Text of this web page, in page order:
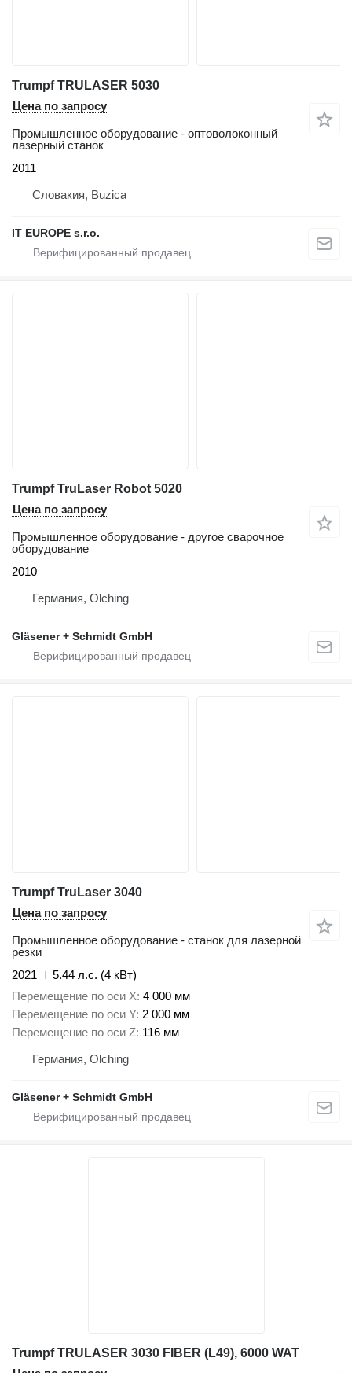
Trumpf TRULASER 5030
Цена по запросу
Промышленное оборудование - оптоволоконный
лазерный станок
2011
Словакия, Buzica
IT EUROPE s.r.o.
Trumpf TruLaser Robot 5020
Цена по запросу
Промышленное оборудование - другое сварочное
оборудование
2010
Германия, Olching
Gläsener + Schmidt GmbH
Trumpf TruLaser 3040
Цена по запросу
Промышленное оборудование - станок для лазерной
резки
2021
5.44 л.с. (4 кВт)
Перемещение по оси X 4 000 мм
Перемещение по оси Y 2 000 мм
Перемещение по оси Z 116 мм
Германия, Olching
Gläsener + Schmidt GmbH
Trumpf TRULASER 3030 FIBER (L49), 6000 WAT